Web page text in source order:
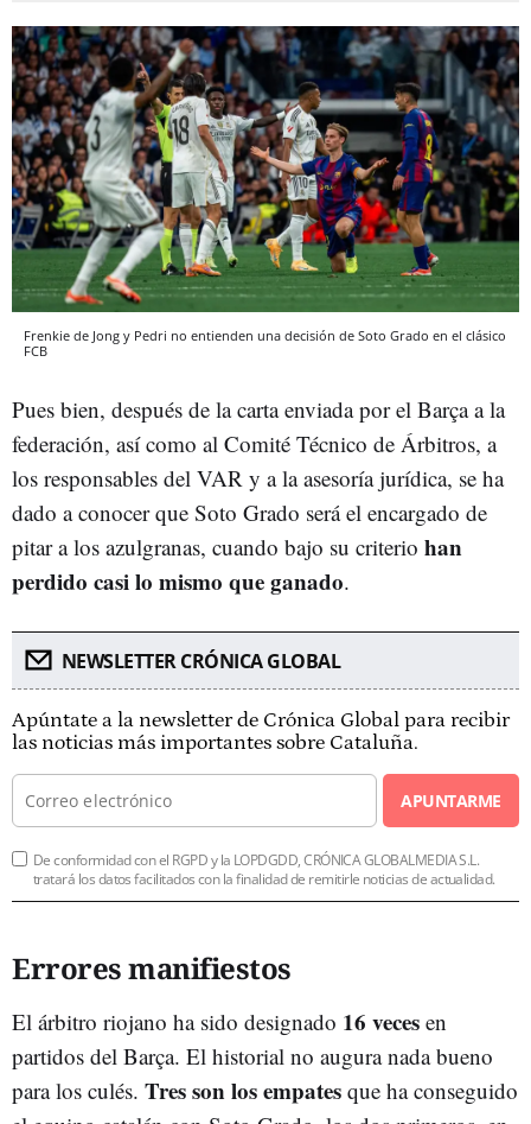
Frenkie de Jong y Pedri no entienden una decisión de Soto Grado en el clásico
FCB
Pues bien, después de la carta enviada por el Barça a la
federación, así como al Comité Técnico de Árbitros, a
los responsables del VAR y a la asesoría jurídica, se ha
dado a conocer que Soto Grado será el encargado de
pitar a los azulgranas, cuando bajo su criterio han
perdido casi lo mismo que ganado.
NEWSLETTER CRÓNICA GLOBAL
Apúntate a la newsletter de Crónica Global para recibir
las noticias más importantes sobre Cataluña.
APUNTARME
De conformidad con el RGPD y la LOPDGDD, CRÓNICA GLOBALMEDIA S.L.
tratará los datos facilitados con la finalidad de remitirle noticias de actualidad.
Errores manifiestos
El árbitro riojano ha sido designado 16 veces en
partidos del Barça. El historial no augura nada bueno
para los culés. Tres son los empates que ha conseguido